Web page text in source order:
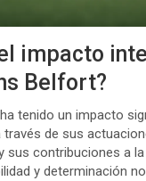
impacto
Belfort?
tenido un impacto
de sus
sus contribuciones a
y determinación